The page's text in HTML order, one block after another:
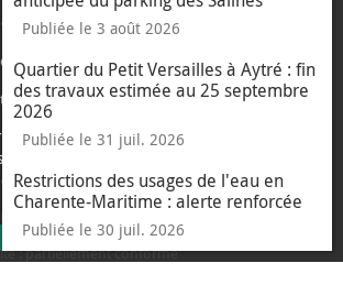
site nécessite l’usage de cookies pour des
que des cookies anonymisés de mesure
de la législation relative aux données à
savoir plussur les données personnelles
J'ai compris
le message
Publiée le 3 août 2026
Quartier du Petit Versailles à Aytré : fin
des travaux estimée au 25 septembre
2026
Publiée le 31 juil. 2026
Restrictions des usages de l'eau en
Charente-Maritime : alerte renforcée
Publiée le 30 juil. 2026
services
de l'Agglo
l'agglo
: partiellement conforme